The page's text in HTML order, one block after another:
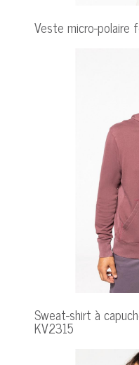
Veste micro-polaire
Sweat-shirt à
KV2315